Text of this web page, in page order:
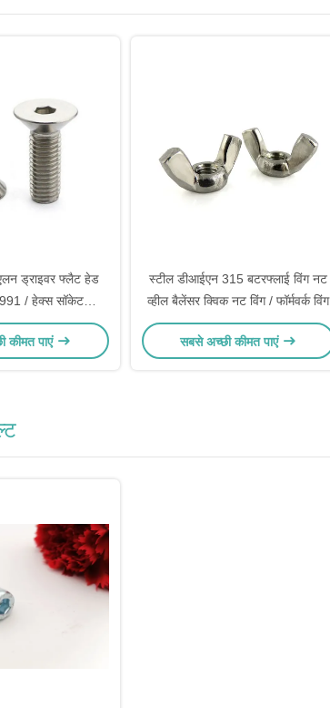
ड्राइवर फ्लैट हेड
/ हेक्स सॉकेट
मशीन स्क्रू:
कीमत पाएं
स्टील डीआईएन 315 बटरफ्लाई विंग नट
व्हील बैलेंसर क्विक नट विंग / फॉर्मवर्क विंग
सबसे अच्छी कीमत पाएं